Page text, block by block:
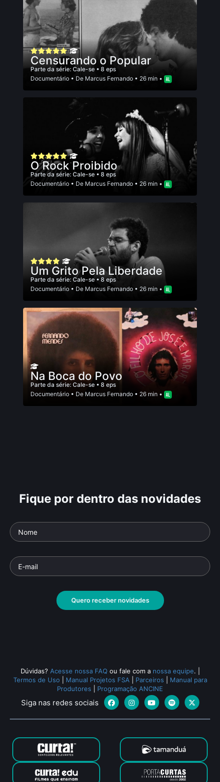
Censurando o Popular
Parte da série: Cale-se • 8 eps
Documentário • De Marcus Fernando • 26 min •
O Rock Proibido
Parte da série: Cale-se • 8 eps
Documentário • De Marcus Fernando • 26 min •
Um Grito Pela Liberdade
Parte da série: Cale-se • 8 eps
Documentário • De Marcus Fernando • 26 min •
Na Boca do Povo
Parte da série: Cale-se • 8 eps
Documentário • De Marcus Fernando • 26 min •
Fique por dentro das novidades
Quero receber novidades
Dúvidas? Acesse nossa FAQ ou fale com a nossa equipe.
Termos de Uso
Manual Projetos FSA Parceiros
Manual para
Produtores
Programação ANCINE
Siga nas redes sociais